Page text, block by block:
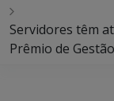
Servidores têm
Prêmio de